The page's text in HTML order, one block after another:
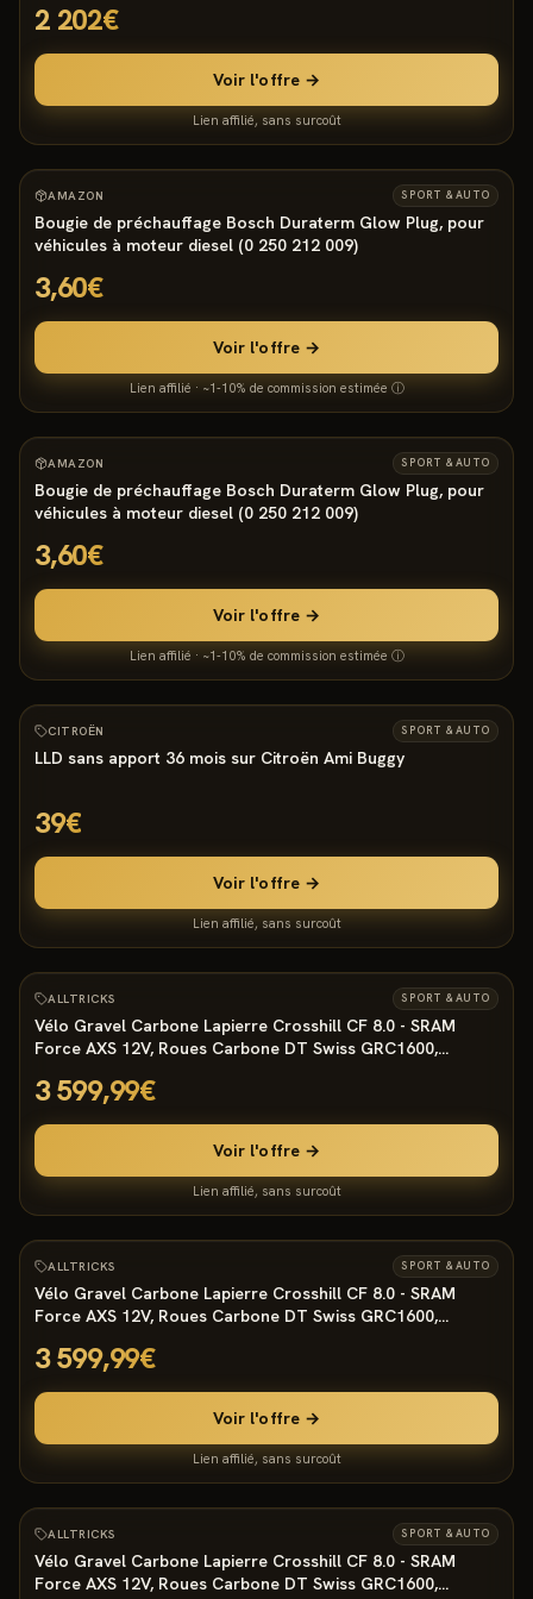
2 202€
Voir l'offre →
Lien affilié, sans surcoût
850°
AMAZON SPORT & AUTO
Bougie de préchauffage Bosch Duraterm Glow Plug, pour
véhicules à moteur diesel (0 250 212 009)
3,60€
Voir l'offre →
Lien affilié · ~1-10% de commission estimée ⓘ
850°
AMAZON SPORT & AUTO
Bougie de préchauffage Bosch Duraterm Glow Plug, pour
véhicules à moteur diesel (0 250 212 009)
3,60€
Voir l'offre →
Lien affilié · ~1-10% de commission estimée ⓘ
816° 6
CITROËN SPORT & AUTO
LLD sans apport 36 mois sur Citroën Ami Buggy
39€
Voir l'offre →
Lien affilié, sans surcoût
805°
ALLTRICKS SPORT & AUTO
Vélo Gravel Carbone Lapierre Crosshill CF 8.0 - SRAM
Force AXS 12V, Roues Carbone DT Swiss GRC1600,
3 599,99€
Voir l'offre →
Lien affilié, sans surcoût
805°
ALLTRICKS SPORT & AUTO
Vélo Gravel Carbone Lapierre Crosshill CF 8.0 - SRAM
Force AXS 12V, Roues Carbone DT Swiss GRC1600,
3 599,99€
Voir l'offre →
Lien affilié, sans surcoût
805° 3
ALLTRICKS SPORT & AUTO
Vélo Gravel Carbone Lapierre Crosshill CF 8.0 - SRAM
Force AXS 12V, Roues Carbone DT Swiss GRC1600,